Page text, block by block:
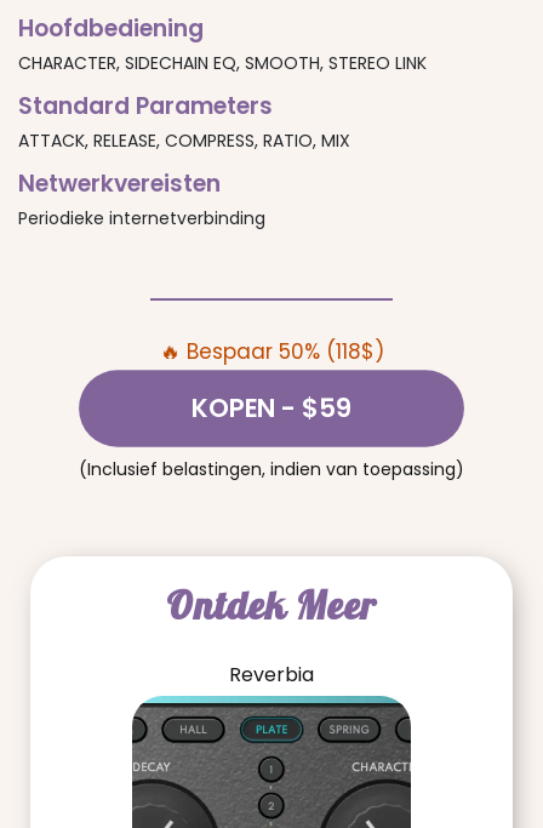
Hoofdbediening
CHARACTER, SIDECHAIN EQ, SMOOTH, STEREO LINK
Standard Parameters
ATTACK, RELEASE, COMPRESS, RATIO, MIX
Netwerkvereisten
Periodieke internetverbinding
🔥 Bespaar 50% (118$)
KOPEN - $59
(Inclusief belastingen, indien van toepassing)
Ontdek Meer
Reverbia